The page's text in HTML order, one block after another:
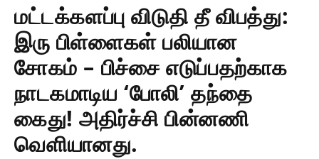
மட்டக்களப்பு விடுதி தீ விபத்து:
இரு பிள்ளைகள் பலியான
சோகம் – பிச்சை எடுப்பதற்காக
நாடகமாடிய ‘போலி’ தந்தை
கைது! அதிர்ச்சி பின்னணி
வௌியானது.